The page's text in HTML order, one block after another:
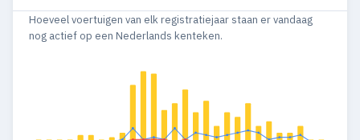
Hoeveel voertuigen van elk registratiejaar staan er vandaag
nog actief op een Nederlands kenteken.